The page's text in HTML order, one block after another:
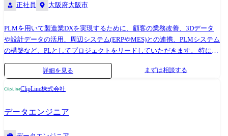
正社員 大阪府大阪市
PLMを用いて製造業DXを実現するために、顧客の業務改善、3Dデータ
や設計データの活用、周辺システム(ERPやMES)との連携、PLMシステム
の構築など、PLとしてプロジェクトをリードしていただきます。 特に
Windchill(PTC)を用いたアドオン開発および導入経験のある方を歓迎しま
す。 将来的にはプロジェクトリーダーの立場で案件を推進していただき
す。 <具体的な業務内容> PLMシステムの導入・カスタマイズ開発におい
設計、開発スコープの明確化 ・新規PLMシステムの導入 ・新規/導入済
PLMシステムのカスタマイズ開発 ・運用/改善フェーズにおける継続的な
詳細を見る まずは相談する
ClipLine株式会社
データエンジニア